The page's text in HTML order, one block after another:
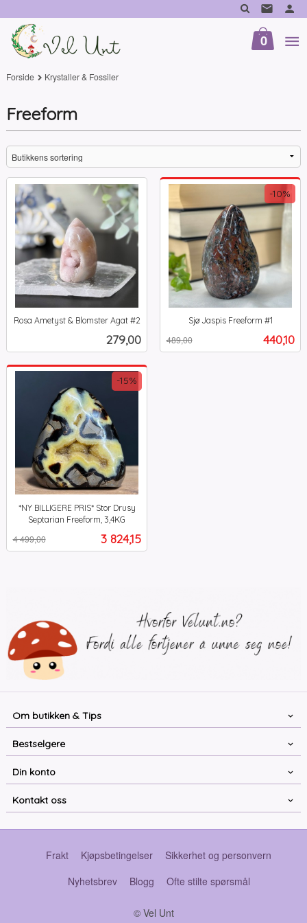
til
innholdet
0
Forside Krystaller & Fossiler
Freeform
Rosa Ametyst & Blomster Agat #2
Pris
279,00
Sjø Jaspis Freeform #1
Tilbud
440,10
489,00
-10%
mva.
*NY BILLIGERE PRIS* Stor Drusy
Septarian Freeform, 3,4KG
Tilbud
3 824,15
4 499,00
-15%
mva.
Om butikken & Tips
Bestselgere
Din konto
Kontakt oss
Frakt Kjøpsbetingelser
Sikkerhet og personvern
Nyhetsbrev
Blogg Ofte stilte spørsmål
© Vel Unt